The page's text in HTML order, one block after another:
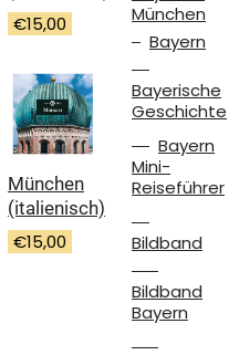
€15,00
München
(italienisch)
€15,00
München
Bayern
Bayerische
Geschichte
Bayern
Mini-
Reiseführer
Bildband
Bildband
Bayern